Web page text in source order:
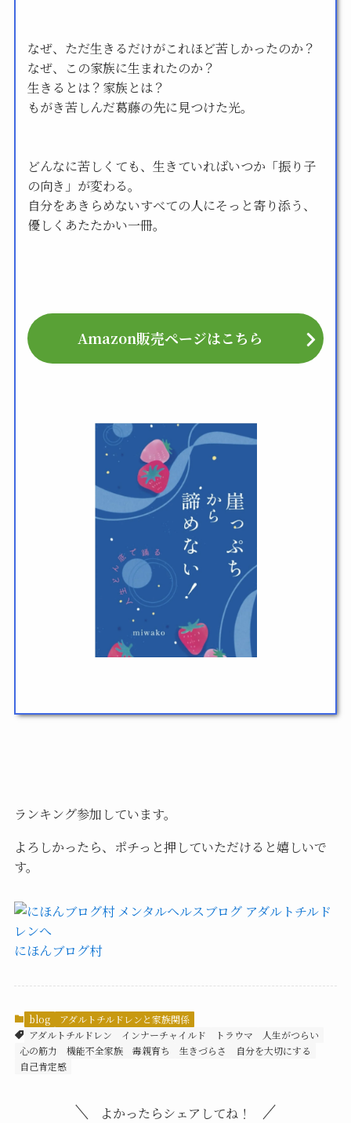
なぜ、ただ生きるだけがこれほど苦しかったのか？
なぜ、この家族に生まれたのか？
生きるとは？家族とは？
もがき苦しんだ葛藤の先に見つけた光。
どんなに苦しくても、生きていればいつか「振り子
の向き」が変わる。
自分をあきらめないすべての人にそっと寄り添う、
優しくあたたかい一冊。
Amazon販売ページはこちら
ランキング参加しています。
よろしかったら、ポチっと押していただけると嬉しいで
す。
にほんブログ村
blog
アダルトチルドレンと家族関係
アダルトチルドレン
インナーチャイルド トラウマ
人生がつらい
心の筋力
機能不全家族 毒親育ち 生きづらさ
自分を大切にする
自己肯定感
よかったらシェアしてね！